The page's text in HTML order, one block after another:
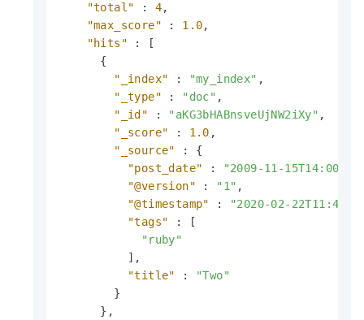
"total"
: 4,
"max_score"
: 1.0,
"hits"
:
[
{
"_index"
: "my_index" ,
"_type"
: "doc" ,
"_id"
: "aKG3bHABnsveUjNW2iXy" ,
"_score"
: 1.0 ,
"_source"
:
{
"post_date"
:
"2009-11-
"@version"
: "1" ,
"@timestamp"
:
"2020-02-
"tags"
:
[
"ruby"
] ,
"title"
:
"Two"
}
} ,